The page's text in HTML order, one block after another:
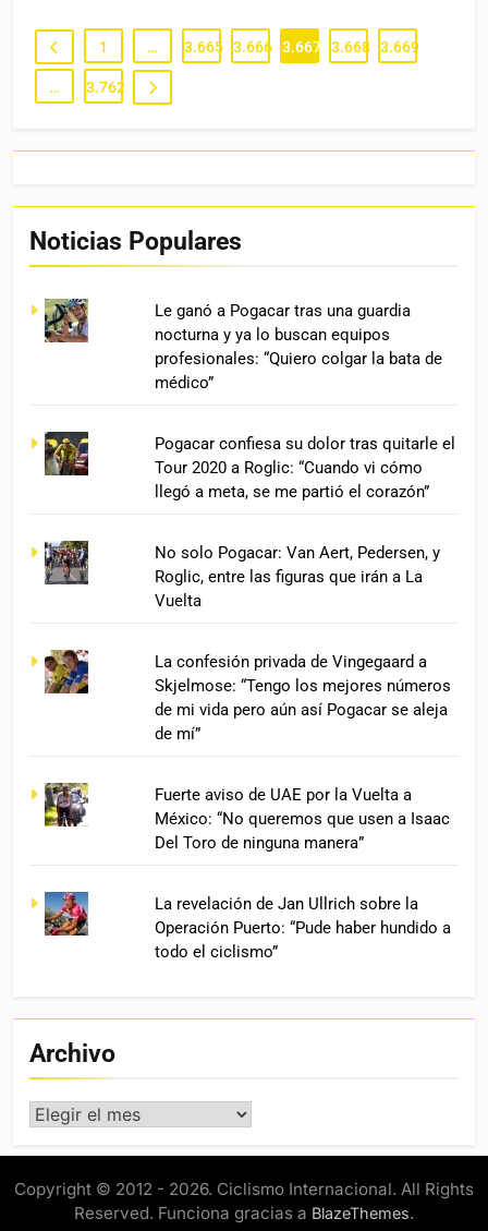
1 … 3.665 3.666 3.667 3.668 3.669
… 3.762
Noticias Populares
Le ganó a Pogacar tras una guardia
nocturna y ya lo buscan equipos
profesionales: “Quiero colgar la bata de
médico”
Pogacar confiesa su dolor tras quitarle el
Tour 2020 a Roglic: “Cuando vi cómo
llegó a meta, se me partió el corazón”
No solo Pogacar: Van Aert, Pedersen, y
Roglic, entre las figuras que irán a La
Vuelta
La confesión privada de Vingegaard a
Skjelmose: “Tengo los mejores números
de mi vida pero aún así Pogacar se aleja
de mí”
Fuerte aviso de UAE por la Vuelta a
México: “No queremos que usen a Isaac
Del Toro de ninguna manera”
La revelación de Jan Ullrich sobre la
Operación Puerto: “Pude haber hundido a
todo el ciclismo”
Archivo
Archivo
Copyright © 2012 - 2026. Ciclismo Internacional. All Rights
Reserved. Funciona gracias a BlazeThemes.